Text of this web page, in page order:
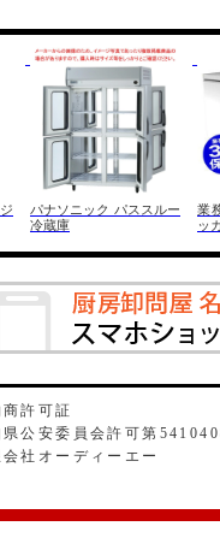
パナソニック パススルー
冷蔵庫
業
ッ
許可証
県公安委員会許可第
社オーディーエー